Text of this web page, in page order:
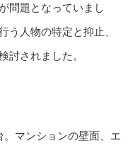
問題となっていまし
う人物の特定と抑止、
討されました。
マンションの壁面、エ